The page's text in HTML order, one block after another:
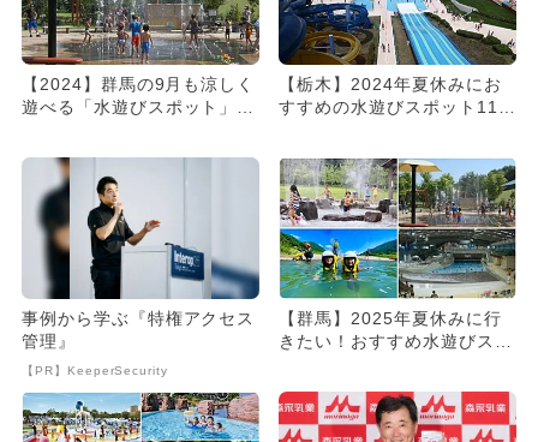
【2024】群馬の9月も涼しく
遊べる「水遊びスポット」5
【栃木】2024年夏休みにお
すすめの水遊びスポット11
事例から学ぶ『特権アクセス
管理』
【PR】KeeperSecurity
【群馬】2025年夏休みに行
きたい！おすすめ水遊びスポ